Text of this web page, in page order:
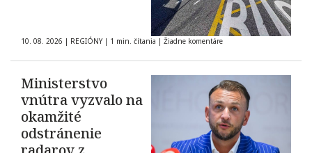
10. 08. 2026 | REGIÓNY | 1 min. čítania | Žiadne komentáre
Ministerstvo
vnútra vyzvalo na
okamžité
odstránenie